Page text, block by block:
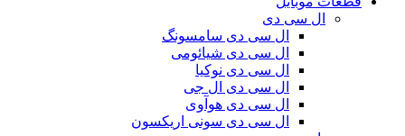
ال سی دی
ال سی دی سامسونگ
ال سی دی شیائومی
ال سی دی نوکیا
ال سی دی ال جی
ال سی دی هوآوی
ال سی دی سونی اریکسون